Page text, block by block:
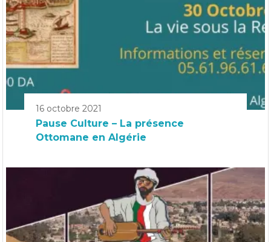
16 octobre 2021
Pause Culture – La présence
Ottomane en Algérie